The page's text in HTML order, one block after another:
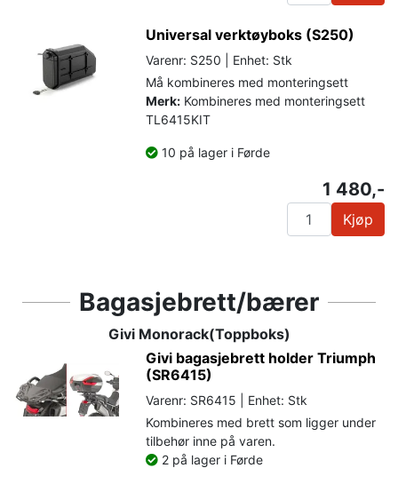
Universal verktøyboks (S250)
Varenr: S250 | Enhet: Stk
Må kombineres med monteringsett
Merk: Kombineres med monteringsett
TL6415KIT
10 på lager i Førde
1 480,-
Kjøp
Bagasjebrett/bærer
Givi Monorack(Toppboks)
Givi bagasjebrett holder Triumph
(SR6415)
Varenr: SR6415 | Enhet: Stk
Kombineres med brett som ligger under
tilbehør inne på varen.
2 på lager i Førde